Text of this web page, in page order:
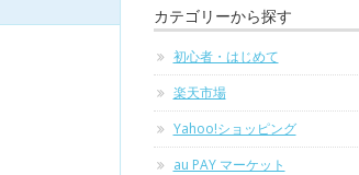
カテゴリーから探す
初心者・はじめて
楽天市場
Yahoo!ショッピング
au PAY マーケット